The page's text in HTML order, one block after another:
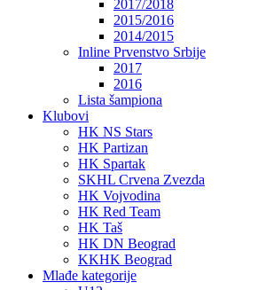
2017/2018
2015/2016
2014/2015
Inline Prvenstvo Srbije
2017
2016
Lista šampiona
Klubovi
HK NS Stars
HK Partizan
HK Spartak
SKHL Crvena Zvezda
HK Vojvodina
HK Red Team
HK Taš
HK DN Beograd
KKHK Beograd
Mlađe kategorije